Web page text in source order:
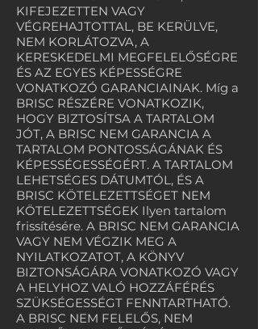
KIFEJEZETTEN VAGY
VÉGREHAJTOTTAL, BE KERÜLVE,
NEM KORLÁTOZVA, A
KERESKEDELMI MEGFELELŐSÉGRE
ÉS AZ EGYES KÉPESSÉGRE
VONATKOZÓ GARANCIAINAK. Míg a
BRISC RÉSZÉRE VONATKOZIK,
HOGY BIZTOSÍTSA A TARTALOM
JÓT, A BRISC NEM GARANCIA A
TARTALOM PONTOSSÁGÁNAK ÉS
KÉPESSÉGESSÉGÉRT. A TARTALOM
LEHETSÉGES DÁTUMTÓL, ÉS A
BRISC KÖTELEZETTSÉGET NEM
KÖTELEZETTSÉGEK Ilyen tartalom
frissítésére. A BRISC NEM GARANCIA
VAGY NEM VÉGZIK MEG A
NYILATKOZATOT, A KÖNYV
BIZTONSÁGÁRA VONATKOZÓ VAGY
A HELYHOZ VALÓ HOZZÁFÉRÉS
SZÜKSÉGESSÉGT FENNTARTHATÓ.
A BRISC NEM FELELŐS, NEM